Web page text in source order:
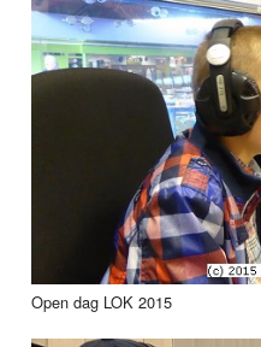
Open dag LOK 2015